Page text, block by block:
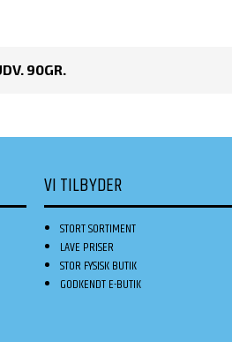
90GR.
VI TILBYDER
STORT SORTIMENT
LAVE PRISER
STOR FYSISK BUTIK
GODKENDT E-BUTIK